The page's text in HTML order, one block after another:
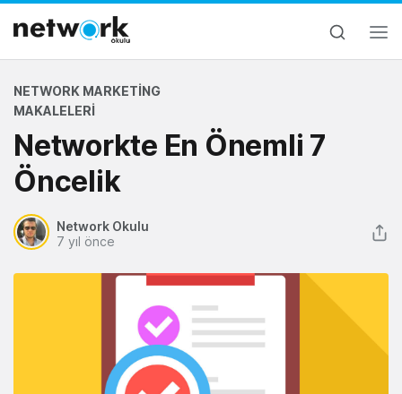
NETWORK MARKETING
MAKALELERI
Networkte En Önemli 7
Öncelik
Network Okulu
7 yıl önce